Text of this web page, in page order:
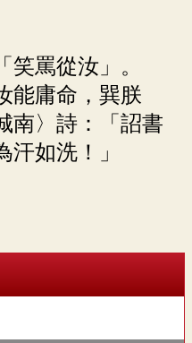
笑罵從汝」。
能庸命，巽朕
南〉詩：「詔書
如洗！」